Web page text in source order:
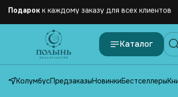
Бесплатная доставка по России от 2500
Каталог
КолумбусПредзаказыНовинкиБестселлеры